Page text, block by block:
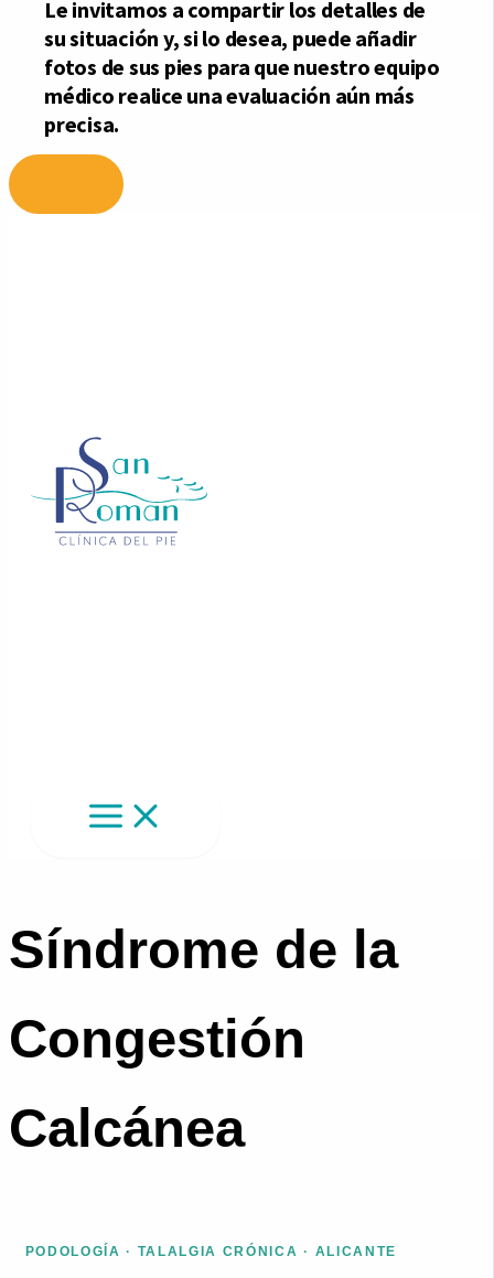
Síndrome de la
Congestión
Calcánea
PODOLOGÍA · TALALGIA CRÓNICA · ALICANTE